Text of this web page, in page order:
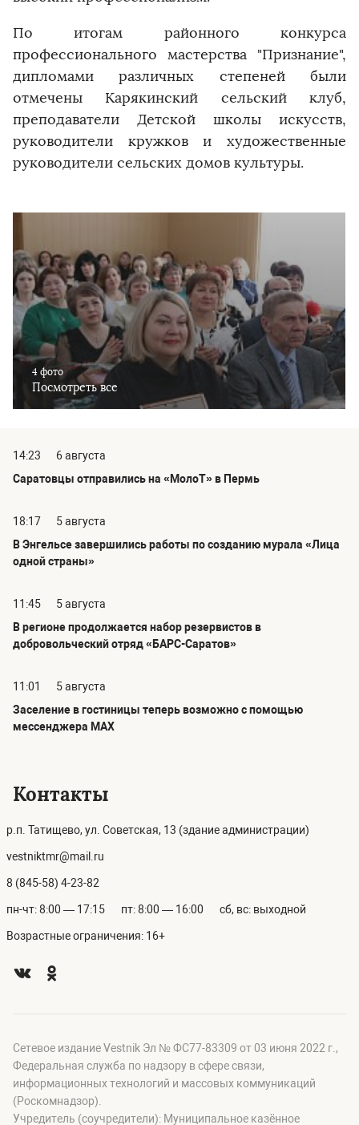
По итогам районного конкурса
профессионального мастерства "Признание",
дипломами различных степеней были
отмечены Карякинский сельский клуб,
преподаватели Детской школы искусств,
руководители кружков и художественные
руководители сельских домов культуры.
4 фото
Посмотреть все
14:23
6 августа
Саратовцы отправились на «МолоТ» в Пермь
18:17
5 августа
В Энгельсе завершились работы по созданию мурала «Лица
одной страны»
11:45
5 августа
В регионе продолжается набор резервистов в
добровольческий отряд «БАРС-Саратов»
11:01
5 августа
Заселение в гостиницы теперь возможно с помощью
мессенджера MAX
Контакты
р.п. Татищево, ул. Советская, 13 (здание администрации)
vestniktmr@mail.ru
8 (845-58) 4-23-82
пн-чт: 8:00 — 17:15 пт: 8:00 — 16:00 сб, вс: выходной
Возрастные ограничения: 16+
Сетевое издание Vestnik Эл № ФС77-83309 от 03 июня 2022 г.,
Федеральная служба по надзору в сфере связи,
информационных технологий и массовых коммуникаций
(Роскомнадзор).
Учредитель (соучредители): Муниципальное казённое